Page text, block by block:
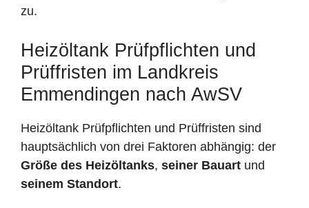
zu.
Heizöltank Prüfpflichten und
Prüffristen im Landkreis
Emmendingen nach AwSV
Heizöltank Prüfpflichten und Prüffristen sind
hauptsächlich von drei Faktoren abhängig: der
Größe des Heizöltanks, seiner Bauart und
seinem Standort.